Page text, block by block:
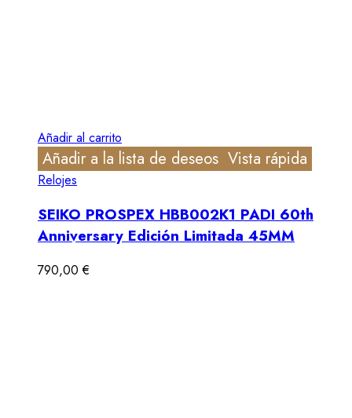
Añadir al carrito
Añadir a la lista de deseos Vista rápida
Relojes
SEIKO PROSPEX HBB002K1 PADI 60th
Anniversary Edición Limitada 45MM
790,00€